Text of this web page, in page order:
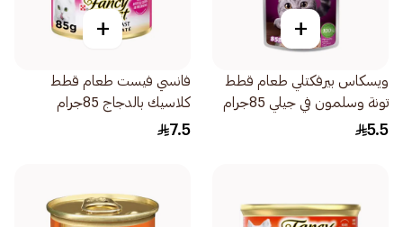
+
ويسكاس بيرفكتلي طعام قطط
تونة وسلمون في جيلي 85جرام
5.5
+
فانسي فيست طعام قطط
كلاسيك بالدجاج 85جرام
7.5